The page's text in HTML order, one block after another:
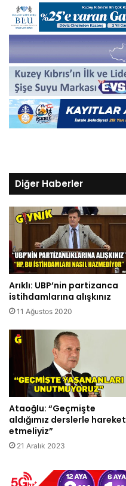
Diğer Haberler
Arıklı: UBP’nin partizanca
istihdamlarına alışkınız
11 Ağustos 2020
Ataoğlu: “Geçmişte
aldığımız derslerle hareket
etmeliyiz”
21 Aralık 2023